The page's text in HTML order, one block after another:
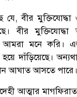
বীর মুক্তিযোদ্ধা
বীর
মনে করি।
দাঁড়িয়েছে।
আঘাত আসতে পারে।
আত্মার